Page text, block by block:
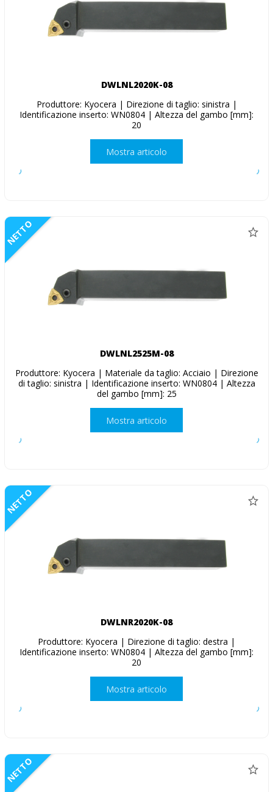
DWLNL2020K-08
Produttore: Kyocera | Direzione di taglio: sinistra |
Identificazione inserto: WN0804 | Altezza del gambo [mm]:
20
Mostra articolo
NETTO
DWLNL2525M-08
Produttore: Kyocera | Materiale da taglio: Acciaio | Direzione
di taglio: sinistra | Identificazione inserto: WN0804 | Altezza
del gambo [mm]: 25
Mostra articolo
NETTO
DWLNR2020K-08
Produttore: Kyocera | Direzione di taglio: destra |
Identificazione inserto: WN0804 | Altezza del gambo [mm]:
20
Mostra articolo
NETTO